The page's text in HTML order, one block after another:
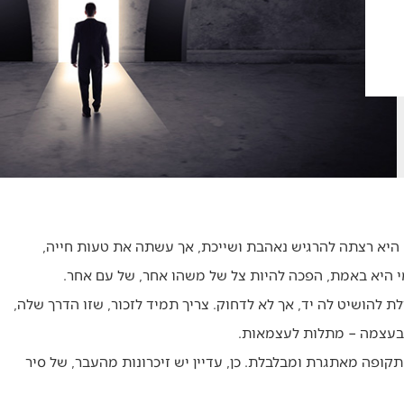
רצתה להרגיש נאהבת ושייכת, אך עשתה את טעות חייה,
היא באמת, הפכה להיות צל של משהו אחר, של עם אחר.
לה יד, אך לא לדחוק. צריך תמיד לזכור, שזו הדרך שלה,
בעצמה – מתלות לעצמאות.
מאתגרת ומבלבלת. כן, עדיין יש זיכרונות מהעבר, של סיר